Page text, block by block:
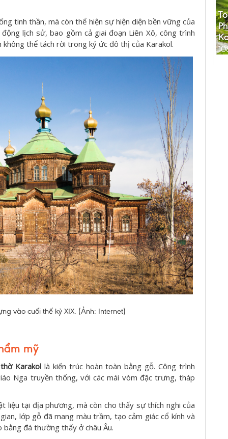
tinh thần, mà còn thể hiện sự hiện diện bền vững của
lịch sử, bao gồm cả giai đoạn Liên Xô, công trình
thể tách rời trong ký ức đô thị của Karakol.
vào cuối thế kỷ XIX. (Ảnh: Internet)
mỹ
Karakollà kiến trúc hoàn toàn bằng gỗ. Công trình
Nga truyền thống, với các mái vòm đặc trưng, tháp
liệu tại địa phương, mà còn cho thấy sự thích nghi của
lớp gỗ đã mang màu trầm, tạo cảm giác cổ kính và
đá thường thấy ở châu Âu.